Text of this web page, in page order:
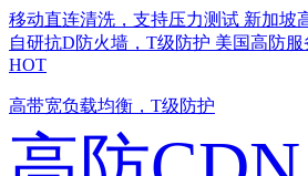
移动直连清洗，支持压力测试 新加坡
自研抗D防火墙，T级防护 美国高防服
HOT
高带宽负载均衡，T级防护